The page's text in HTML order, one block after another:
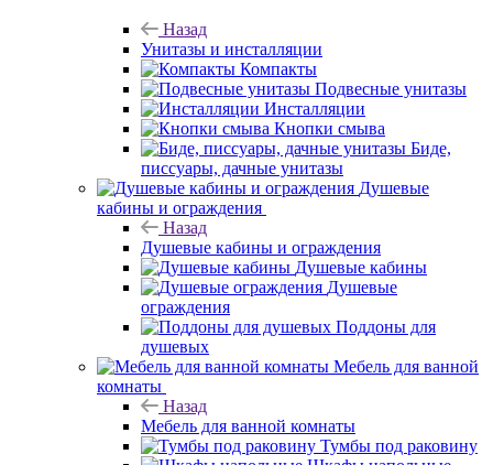
Назад
Унитазы и инсталляции
Компакты
Подвесные унитазы
Инсталляции
Кнопки смыва
Биде,
писсуары, дачные унитазы
Душевые
кабины и ограждения
Назад
Душевые кабины и ограждения
Душевые кабины
Душевые
ограждения
Поддоны для
душевых
Мебель для ванной
комнаты
Назад
Мебель для ванной комнаты
Тумбы под раковину